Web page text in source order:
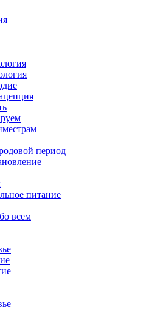
период
питание
всем